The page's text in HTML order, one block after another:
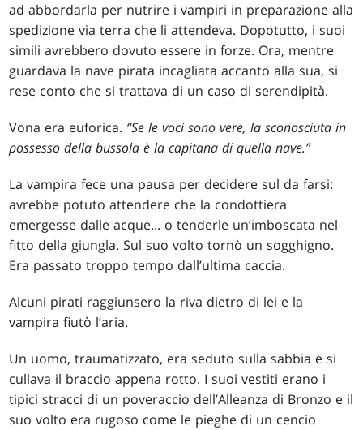
ad abbordarla per nutrire i vampiri in preparazione alla
spedizione via terra che li attendeva. Dopotutto, i suoi
simili avrebbero dovuto essere in forze. Ora, mentre
guardava la nave pirata incagliata accanto alla sua, si
rese conto che si trattava di un caso di serendipità.
Vona era euforica. “Se le voci sono vere, la sconosciuta in
possesso della bussola è la capitana di quella nave.”
La vampira fece una pausa per decidere sul da farsi:
avrebbe potuto attendere che la condottiera
emergesse dalle acque... o tenderle un’imboscata nel
fitto della giungla. Sul suo volto tornò un sogghigno.
Era passato troppo tempo dall’ultima caccia.
Alcuni pirati raggiunsero la riva dietro di lei e la
vampira fiutò l’aria.
Un uomo, traumatizzato, era seduto sulla sabbia e si
cullava il braccio appena rotto. I suoi vestiti erano i
tipici stracci di un poveraccio dell’Alleanza di Bronzo e il
suo volto era rugoso come le pieghe di un cencio